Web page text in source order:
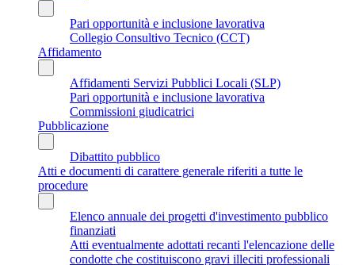
Pari opportunità e inclusione lavorativa
Collegio Consultivo Tecnico (CCT)
Affidamento
Affidamenti Servizi Pubblici Locali (SLP)
Pari opportunità e inclusione lavorativa
Commissioni giudicatrici
Pubblicazione
Dibattito pubblico
Atti e documenti di carattere generale riferiti a tutte le
procedure
Elenco annuale dei progetti d'investimento pubblico
finanziati
Atti eventualmente adottati recanti l'elencazione delle
condotte che costituiscono gravi illeciti professionali